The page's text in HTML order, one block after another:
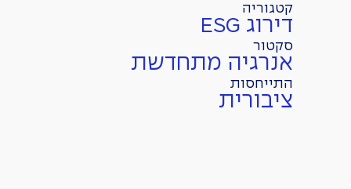
קטגוריה
דירוג ESG
סקטור
אנרגיה מתחדשת
התייחסות
ציבורית